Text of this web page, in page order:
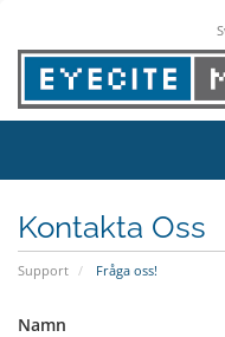
Kontakta Oss
Support Fråga oss!
Namn